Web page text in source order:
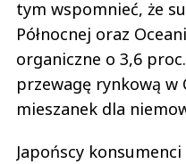
tym wspomnieć, że
Północnej oraz
organiczne o 3,6
przewagę rynkową w
mieszanek dla
Japońscy